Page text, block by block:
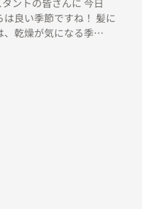
良い季節ですね！ 髪に
乾燥が気になる季